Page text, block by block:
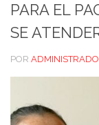
PARA EL
SE
POR